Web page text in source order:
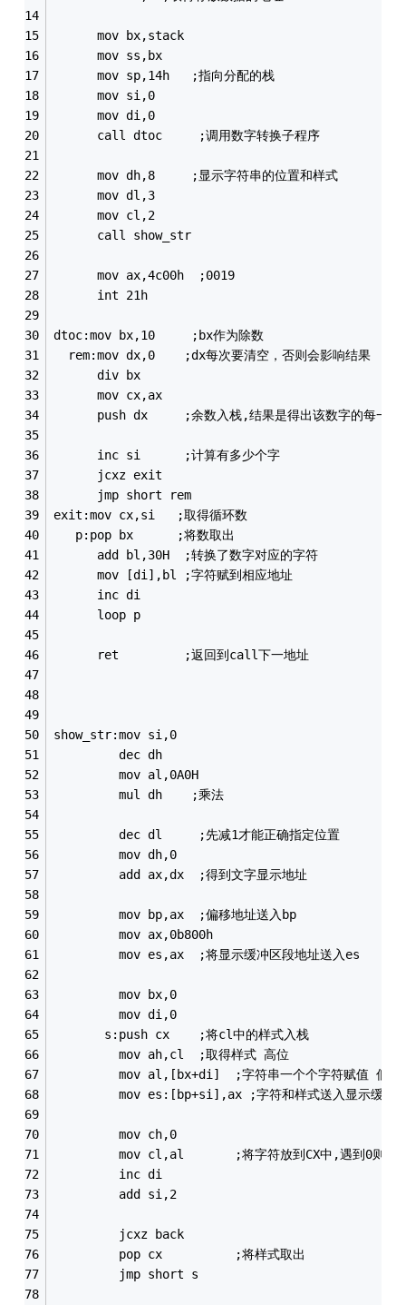
      mov bx,stack
      mov ss,bx
      mov sp,14h   ;指向分配的栈
      mov si,0
      mov di,0
      call dtoc     ;调用数字转换子程序
      mov dh,8     ;显示字符串的位置和样式
      mov dl,3
      mov cl,2
      call show_str
      mov ax,4c00h  ;0019
      int 21h
dtoc:mov bx,10     ;bx作为除数
  rem:mov dx,0    ;dx每次要清空，否则会影响结果
      div bx
      mov cx,ax
      push dx     ;余数入栈,结果是得出该数字的每一位
      inc si      ;计算有多少个字
      jcxz exit
      jmp short rem
exit:mov cx,si   ;取得循环数
   p:pop bx      ;将数取出
      add bl,30H  ;转换了数字对应的字符
      mov [di],bl ;字符赋到相应地址
      inc di
      loop p
      ret         ;返回到call下一地址
show_str:mov si,0
         dec dh
         mov al,0A0H
         mul dh    ;乘法
         dec dl     ;先减1才能正确指定位置
         mov dh,0
         add ax,dx  ;得到文字显示地址
         mov bp,ax  ;偏移地址送入bp
         mov ax,0b800h
         mov es,ax  ;将显示缓冲区段地址送入es
         mov bx,0
         mov di,0
       s:push cx    ;将cl中的样式入栈
         mov ah,cl  ;取得样式 高位
         mov al,[bx+di]  ;字符串一个个字符赋值 低位
mov es:[bp+si],ax ;字符和样式送入显示缓冲
         mov ch,0
mov cl,al       ;将字符放到CX中,遇到0则跳
         inc di
         add si,2
         jcxz back
         pop cx          ;将样式取出
         jmp short s